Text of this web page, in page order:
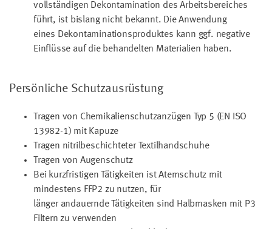
vollständigen Dekontamination des Arbeitsbereiches
führt, ist bislang nicht bekannt. Die Anwendung
eines Dekontaminationsproduktes kann ggf. negative
Einflüsse auf die behandelten Materialien haben.
Persönliche Schutzausrüstung
Tragen von Chemikalienschutzanzügen Typ 5 (EN ISO
13982-1) mit Kapuze
Tragen nitrilbeschichteter Textilhandschuhe
Tragen von Augenschutz
Bei kurzfristigen Tätigkeiten ist Atemschutz mit
mindestens FFP2 zu nutzen, für
länger andauernde Tätigkeiten sind Halbmasken mit P3
Filtern zu verwenden